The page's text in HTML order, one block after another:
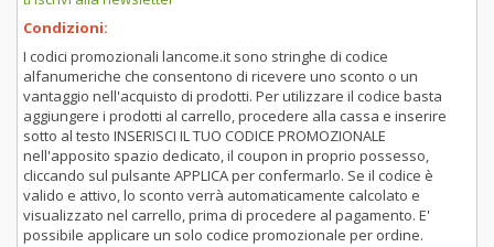
Condizioni:
I codici promozionali lancome.it sono stringhe di codice
alfanumeriche che consentono di ricevere uno sconto o un
vantaggio nell'acquisto di prodotti. Per utilizzare il codice basta
aggiungere i prodotti al carrello, procedere alla cassa e inserire
sotto al testo INSERISCI IL TUO CODICE PROMOZIONALE
nell'apposito spazio dedicato, il coupon in proprio possesso,
cliccando sul pulsante APPLICA per confermarlo. Se il codice è
valido e attivo, lo sconto verrà automaticamente calcolato e
visualizzato nel carrello, prima di procedere al pagamento. E'
possibile applicare un solo codice promozionale per ordine.